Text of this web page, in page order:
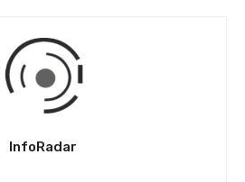
InfoRadar